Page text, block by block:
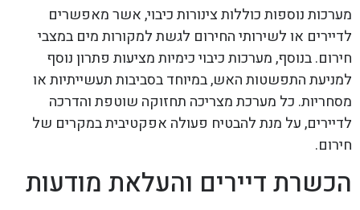
מערכות נוספות כוללות צינורות כיבוי, אשר מאפשרים
לדיירים או לשירותי החירום לגשת למקורות מים במצבי
חירום. בנוסף, מערכות כיבוי כימיות מציעות פתרון נוסף
למניעת התפשטות האש, במיוחד בסביבות תעשייתיות או
מסחריות. כל מערכת מצריכה תחזוקה שוטפת והדרכה
לדיירים, על מנת להבטיח פעולה אפקטיבית במקרים של
חירום.
הכשרת דיירים והעלאת מודעות